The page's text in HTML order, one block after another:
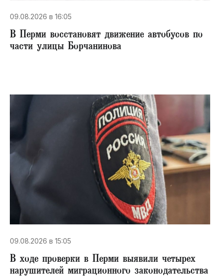
09.08.2026 в 16:05
В Перми восстановят движение автобусов по
части улицы Борчанинова
09.08.2026 в 15:05
В ходе проверки в Перми выявили четырех
нарушителей миграционного законодательства